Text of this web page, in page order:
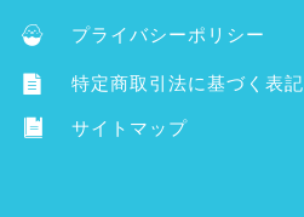
プライバシーポリシー
特定商取引法に基づく表記
サイトマップ